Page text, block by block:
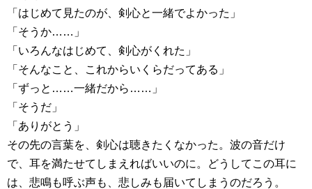
「はじめて見たのが、剣心と一緒でよかった」
「そうか……」
「いろんなはじめて、剣心がくれた」
「そんなこと、これからいくらだってある」
「ずっと……一緒だから……」
「そうだ」
「ありがとう」
その先の言葉を、剣心は聴きたくなかった。波の音だけ
で、耳を満たせてしまえればいいのに。どうしてこの耳に
は、悲鳴も呼ぶ声も、悲しみも届いてしまうのだろう。